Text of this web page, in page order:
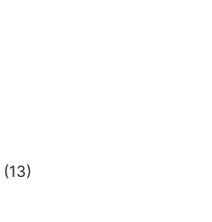
(13)